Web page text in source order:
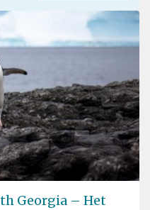
Georgia – Het